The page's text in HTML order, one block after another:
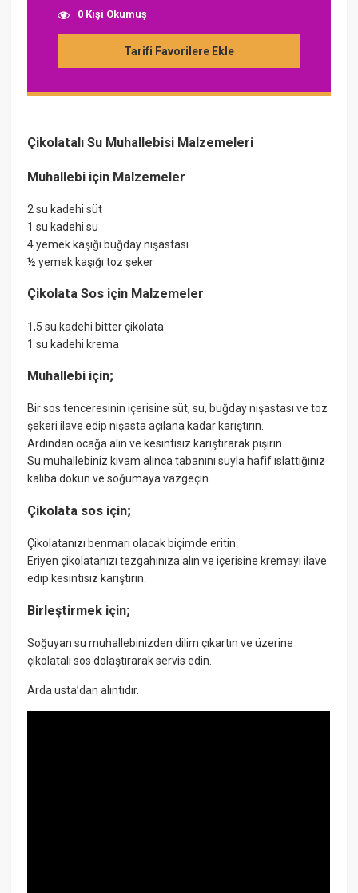
0 Kişi Okumuş
Tarifi Favorilere Ekle
Çikolatalı Su Muhallebisi Malzemeleri
Muhallebi için Malzemeler
2 su kadehi süt
1 su kadehi su
4 yemek kaşığı buğday nişastası
½ yemek kaşığı toz şeker
Çikolata Sos için Malzemeler
1,5 su kadehi bitter çikolata
1 su kadehi krema
Muhallebi için;
Bir sos tenceresinin içerisine süt, su, buğday nişastası ve toz
şekeri ilave edip nişasta açılana kadar karıştırın.
Ardından ocağa alın ve kesintisiz karıştırarak pişirin.
Su muhallebiniz kıvam alınca tabanını suyla hafif ıslattığınız
kalıba dökün ve soğumaya vazgeçin.
Çikolata sos için;
Çikolatanızı benmari olacak biçimde eritin.
Eriyen çikolatanızı tezgahınıza alın ve içerisine kremayı ilave
edip kesintisiz karıştırın.
Birleştirmek için;
Soğuyan su muhallebinizden dilim çıkartın ve üzerine
çikolatalı sos dolaştırarak servis edin.
Arda usta’dan alıntıdır.